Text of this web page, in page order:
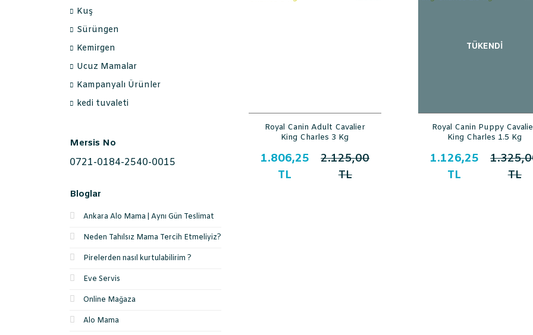
Kuş
Sürüngen
Kemirgen
Ucuz Mamalar
Kampanyalı Ürünler
kedi tuvaleti
Mersis No
0721-0184-2540-0015
Bloglar
Ankara Alo Mama | Aynı Gün Teslimat
Neden Tahılsız Mama Tercih Etmeliyiz?
Pirelerden nasıl kurtulabilirim ?
Eve Servis
Online Mağaza
Alo Mama
Royal Canin Adult Cavalier
King Charles 3 Kg
1.806,25
TL
2.125,00
TL
TÜKENDİ
Royal Canin Puppy
King Charles 1.5 Kg
1.126,25
TL
TL